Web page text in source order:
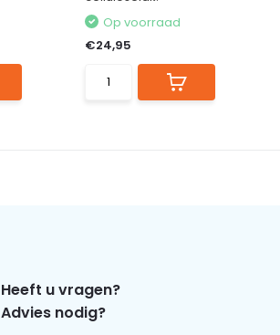
Op voorraad
€24,95
Heeft u vragen?
Advies nodig?